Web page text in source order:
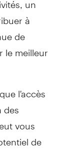
à
de
meilleur
l'accès
vous
de